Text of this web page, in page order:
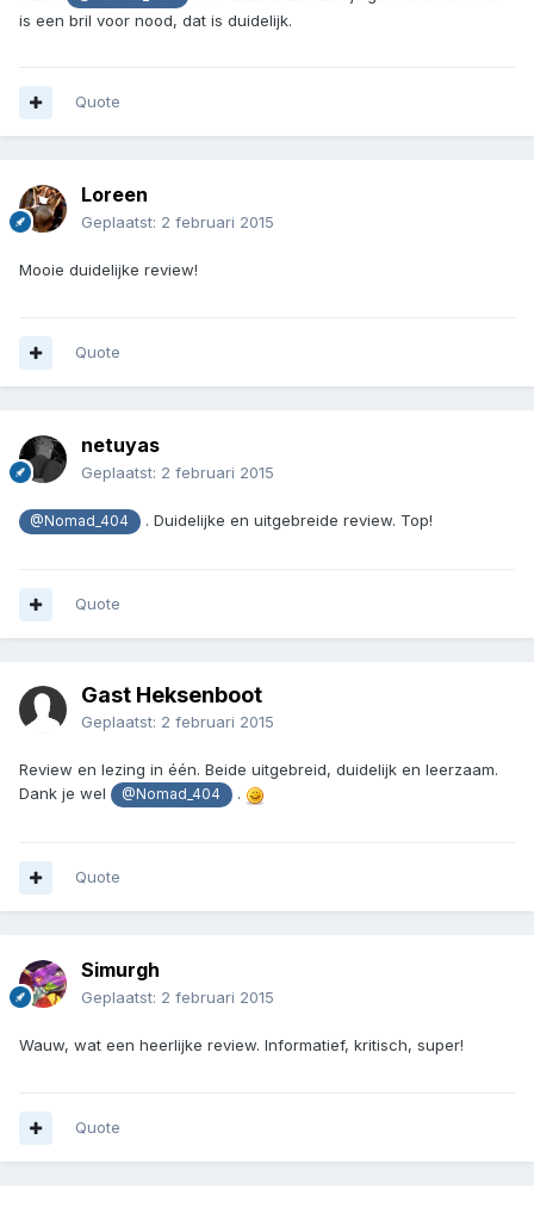
is een bril voor nood, dat is duidelijk.
Quote
Loreen
Geplaatst: 2 februari 2015
Mooie duidelijke review!
Quote
netuyas
Geplaatst: 2 februari 2015
@Nomad_404 . Duidelijke en uitgebreide review. Top!
Quote
Gast Heksenboot
Geplaatst: 2 februari 2015
Review en lezing in één. Beide uitgebreid, duidelijk en leerzaam.
Dank je wel
@Nomad_404 .
Quote
Simurgh
Geplaatst: 2 februari 2015
Wauw, wat een heerlijke review. Informatief, kritisch, super!
Quote